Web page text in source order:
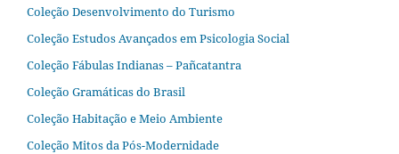
Coleção Desenvolvimento do Turismo
Coleção Estudos Avançados em Psicologia Social
Coleção Fábulas Indianas – Pañcatantra
Coleção Gramáticas do Brasil
Coleção Habitação e Meio Ambiente
Coleção Mitos da Pós-Modernidade